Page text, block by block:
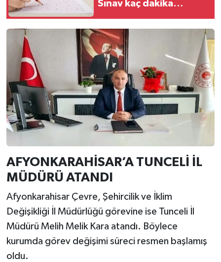
Sınav kaç dakika
sorulacak?
AFYONKARAHİSAR’A TUNCELİ İL
MÜDÜRÜ ATANDI
Afyonkarahisar Çevre, Şehircilik ve İklim
Değişikliği İl Müdürlüğü görevine ise Tunceli İl
Müdürü Melih Melik Kara atandı. Böylece
kurumda görev değişimi süreci resmen başlamış
oldu.